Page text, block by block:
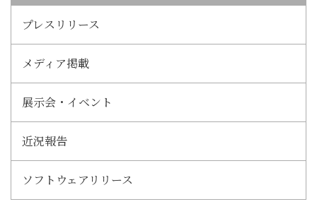
プレスリリース
メディア掲載
展示会・イベント
近況報告
ソフトウェアリリース